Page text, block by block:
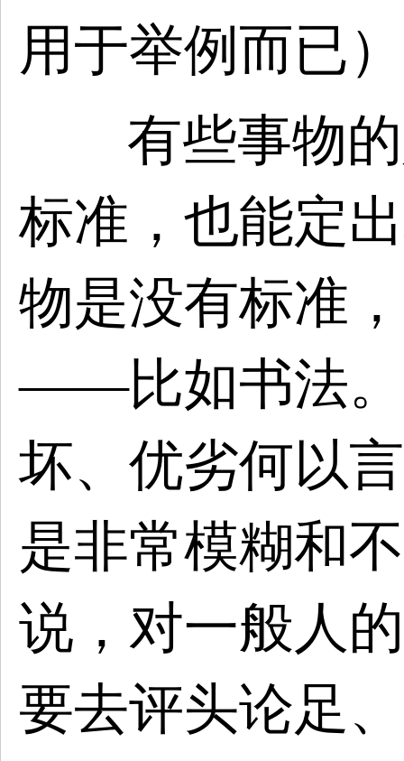
用于举例而已
有些事物
标准，也能定
物是没有标准
——比如书法。
坏、优劣何以
是非常模糊和
说，对一般人
要去评头论足